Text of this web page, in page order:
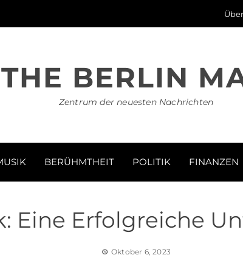
THE BERLIN
Zentrum der neuesten Nachrichten
BERÜHMTHEIT POLITIK FINANZEN
Eine Erfolgreiche
Oktober 6, 2023